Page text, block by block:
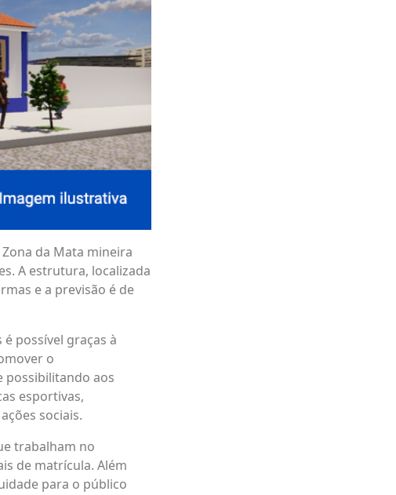
da Mata mineira
A estrutura, localizada
e a previsão é de
possível graças à
o
possibilitando aos
esportivas,
sociais.
trabalham no
de matrícula. Além
para o público